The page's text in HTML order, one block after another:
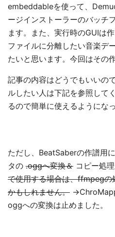
embeddableを使って、
ージインストーラーのバッチ
ます。また、実行時のGUIは
ファイルに分離したい音楽デ
たいと思います。今回はその
記事の内容はどうでもいいの
ルしたい人は下記を参照して
るので簡単に使えるようにな
ただし、BeatSaberの作譜用
タの .oggへ変換＆ コピー処
で使用する場合は、ffmpegの
かもしれません。
oggへの変換は止めました。